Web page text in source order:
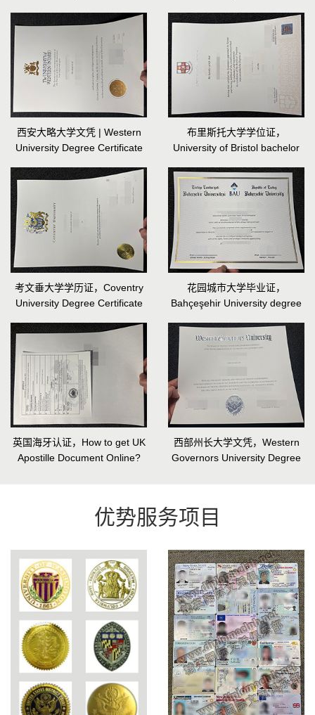
西安大略大学文凭 | Western
University Degree Certificate
布里斯托大学学位证，
University of Bristol bachelor
考文垂大学学历证，Coventry
University Degree Certificate
花园城市大学毕业证，
Bahçeşehir University degree
英国海牙认证，How to get UK
Apostille Document Online?
西部州长大学文凭，Western
Governors University Degree
优势服务项目